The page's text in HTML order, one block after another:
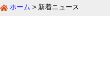
ホーム 新着ニュース